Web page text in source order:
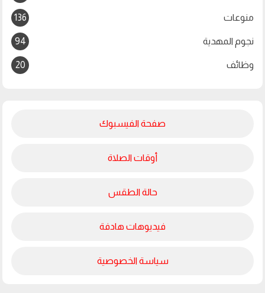
منوعات 136
نجوم المهدية 94
وظائف 20
صفحة الفيسبوك
أوقات الصلاة
حالة الطقس
فيديوهات هادفة
سياسة الخصوصية